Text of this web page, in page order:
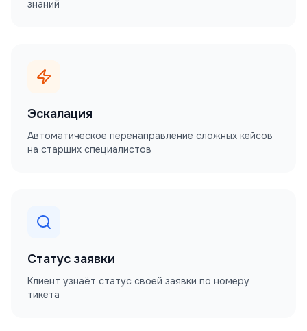
знаний
Эскалация
Автоматическое перенаправление сложных кейсов
на старших специалистов
Статус заявки
Клиент узнаёт статус своей заявки по номеру
тикета